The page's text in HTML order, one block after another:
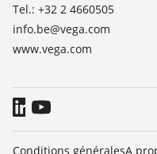
Blog
Tel.: +32 2 4660505
info.be@vega.com
www.vega.com
Conditions généralesA